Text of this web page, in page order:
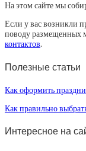
На этом сайте мы
Если у вас возникли
поводу размещенных
контактов.
Полезные статьи
Как оформить
Как правильно
Интересное на